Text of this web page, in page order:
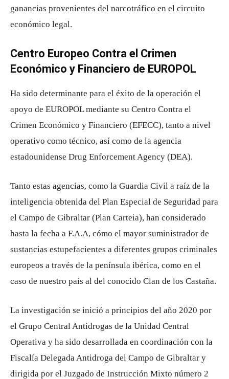
ganancias provenientes del narcotráfico en el circuito
económico legal.
Centro Europeo Contra el Crimen
Económico y Financiero de EUROPOL
Ha sido determinante para el éxito de la operación el
apoyo de EUROPOL mediante su Centro Contra el
Crimen Económico y Financiero (EFECC), tanto a nivel
operativo como técnico, así como de la agencia
estadounidense Drug Enforcement Agency (DEA).
Tanto estas agencias, como la Guardia Civil a raíz de la
inteligencia obtenida del Plan Especial de Seguridad para
el Campo de Gibraltar (Plan Carteia), han considerado
hasta la fecha a F.A.A, cómo el mayor suministrador de
sustancias estupefacientes a diferentes grupos criminales
europeos a través de la península ibérica, como en el
caso de nuestro país al del conocido Clan de los Castaña.
La investigación se inició a principios del año 2020 por
el Grupo Central Antidrogas de la Unidad Central
Operativa y ha sido desarrollada en coordinación con la
Fiscalía Delegada Antidroga del Campo de Gibraltar y
dirigida por el Juzgado de Instrucción Mixto número 2